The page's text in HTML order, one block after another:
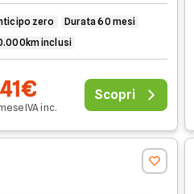
zero
Durata 60 mesi
inclusi
IVAinc.
Scopri